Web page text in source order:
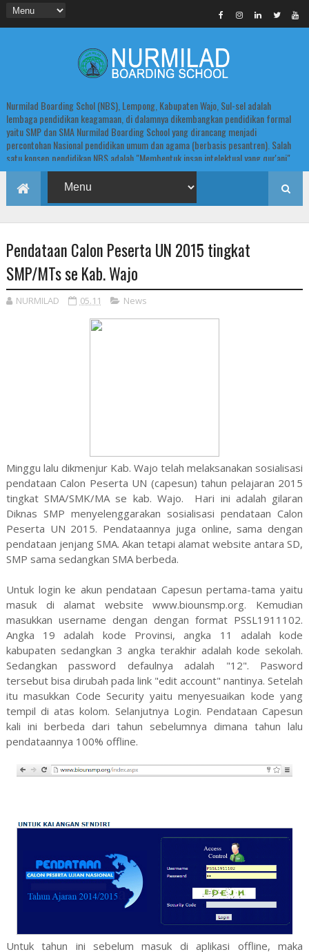
Nurmilad Boarding Schol (NBS), Lempong, Kabupaten Wajo, Sul-sel adalah
lembaga pendidikan keagamaan, di dalamnya dikembangkan pendidikan formal
yaitu SMP dan SMA Nurmilad Boarding School yang dirancang menjadi
percontohan Nasional pendidikan umum dan agama (berbasis pesantren). Salah
satu konsep pendidikan NBS adalah "Membentuk insan intelektual yang qur'ani".
Pendataan Calon Peserta UN 2015 tingkat
SMP/MTs se Kab. Wajo
NURMILAD 05.11 News
Minggu lalu dikmenjur Kab. Wajo telah melaksanakan sosialisasi
pendataan Calon Peserta UN (capesun) tahun pelajaran 2015
tingkat SMA/SMK/MA se kab. Wajo. Hari ini adalah gilaran
Diknas SMP menyelenggarakan sosialisasi pendataan Calon
Peserta UN 2015. Pendataannya juga online, sama dengan
pendataan jenjang SMA. Akan tetapi alamat website antara SD,
SMP sama sedangkan SMA berbeda.
Untuk login ke akun pendataan Capesun pertama-tama yaitu
masuk di alamat website www.biounsmp.org. Kemudian
masukkan username dengan dengan format PSSL1911102.
Angka 19 adalah kode Provinsi, angka 11 adalah kode
kabupaten sedangkan 3 angka terakhir adalah kode sekolah.
Sedangkan password defaulnya adalah "12". Pasword
tersebut bisa dirubah pada link "edit account" nantinya. Setelah
itu masukkan Code Security yaitu menyesuaikan kode yang
tempil di atas kolom. Selanjutnya Login. Pendataan Capesun
kali ini berbeda dari tahun sebelumnya dimana tahun lalu
pendataannya 100% offline.
Untuk tahun ini sebelum masuk di aplikasi offline, maka